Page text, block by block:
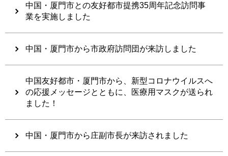
中国・厦門市との友好都市提携35周年記念訪問事
業を実施しました
中国・厦門市から市政府訪問団が来訪しました
中国友好都市・厦門市から、新型コロナウイルスへ
の応援メッセージとともに、医療用マスクが送られ
ました！
中国・厦門市から庄副市長が来訪されました